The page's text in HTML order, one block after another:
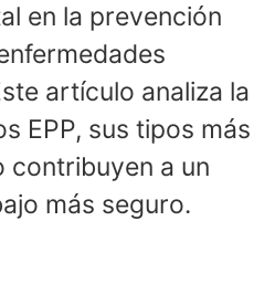
en la prevención
artículo analiza la
EPP, sus tipos más
contribuyen a un
más seguro.